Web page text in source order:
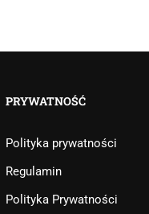
PRYWATNOŚĆ
Polityka prywatności
Regulamin
Polityka Prywatności